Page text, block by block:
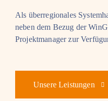
Als überregionales
neben dem Bezug der
Projektmanager zur
Unsere Leistungen